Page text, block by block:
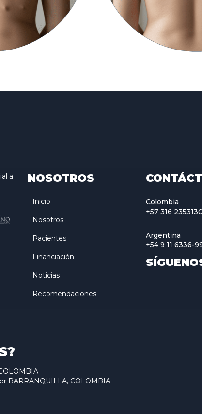
a NOSOTROS
Inicio
Nosotros
Pacientes
Financiación
Noticias
Recomendaciones
Colombia
+57 316
Argentina
+54 9 11 6336-
BARRANQUILLA, COLOMBIA